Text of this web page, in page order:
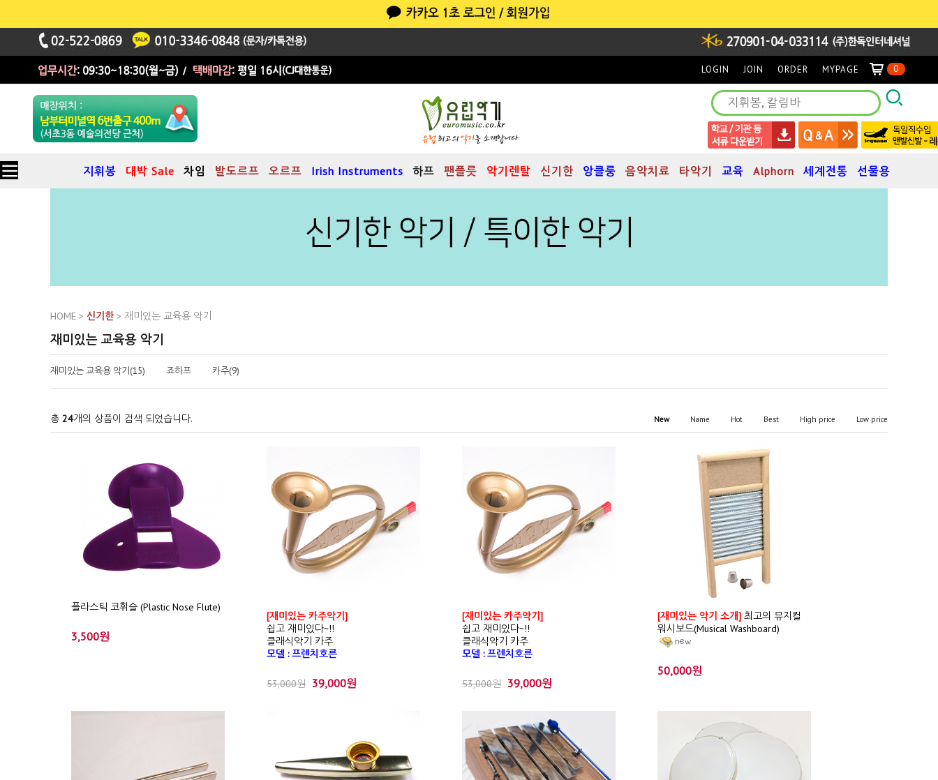
LOGIN JOIN ORDER MYPAGE 0
지휘봉 대박 Sale 차임 발도르프 오르프 Irish Instruments 하프 팬플릇 악기렌탈 신기한 앙클룽 음악치료 타악기 교육 Alphorn 세계전통 선물용
HOME > 신기한 > 재미있는 교육용 악기
재미있는 교육용 악기
재미있는 교육용 악기(15) 죠하프 카주(9)
총 24개의 상품이 검색 되었습니다. New Name Hot Best High price Low price
플라스틱 코휘슬 (Plastic Nose Flute)
3,500원
[재미있는 카주악기]
쉽고 재미있다~!!
클래식악기 카주
모델 : 프렌치호른
53,000원 39,000원
[재미있는 카주악기]
쉽고 재미있다~!!
클래식악기 카주
모델 : 프렌치호른
53,000원 39,000원
[재미있는 악기 소개] 최고의 뮤지컬
워시보드(Musical Washboard)
50,000원